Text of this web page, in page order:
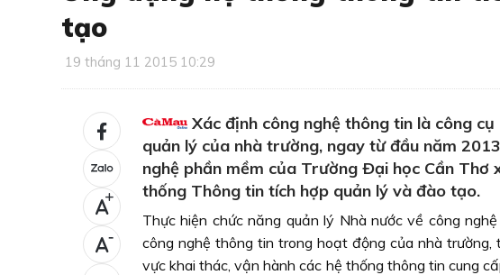
tạo
19 tháng 11 2015 10:29
+
-
Xác định công nghệ thông tin là công
quản lý của nhà trường, ngay từ đầu năm
nghệ phần mềm của Trường Ðại học Cần
thống Thông tin tích hợp quản lý và đào tạo.
Thực hiện chức năng quản lý Nhà nước về công
công nghệ thông tin trong hoạt động của nhà
vực khai thác, vận hành các hệ thống thông tin cung